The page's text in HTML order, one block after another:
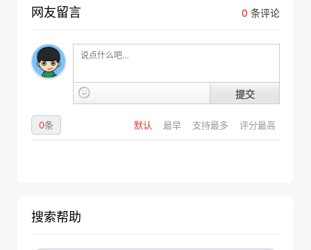
0 条评论
网友留言
提交
默认 最早 支持最多 评分最高
0条
搜索帮助